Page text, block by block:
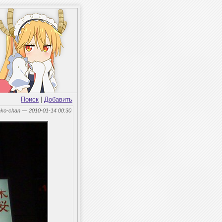
Поиск Добавить
chan — 2010-01-14 00:30